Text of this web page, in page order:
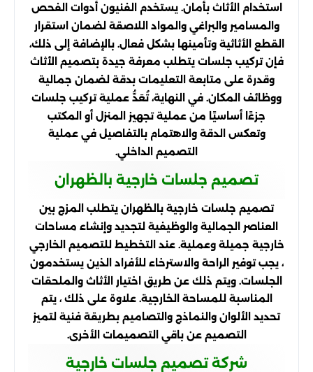
استخدام الأثاث بأمان. يستخدم الفنيون أدوات الفحص
والمسامير والبراغي والمواد اللاصقة لضمان استقرار
القطع الأثاثية وتأمينها بشكل فعال. بالإضافة إلى ذلك،
فإن تركيب جلسات يتطلب معرفة جيدة بتصميم الأثاث
وقدرة على متابعة التعليمات بدقة لضمان جمالية
ووظائف المكان. في النهاية، تُعَدُّ عملية تركيب جلسات
جزءًا أساسيًا من عملية تجهيز المنزل أو المكتب
وتعكس الدقة والاهتمام بالتفاصيل في عملية
التصميم الداخلي.
تصميم جلسات خارجية بالظهران
تصميم جلسات خارجية بالظهران يتطلب المزج بين
العناصر الجمالية والوظيفية لتجديد وإنشاء مساحات
خارجية جميلة وعملية. عند التخطيط للتصميم الخارجي
، يجب توفير الراحة والاسترخاء للأفراد الذين يستخدمون
الجلسات. ويتم ذلك عن طريق اختيار الأثاث والملحقات
المناسبة للمساحة الخارجية. علاوة على ذلك ، يتم
تحديد الألوان والنماذج والتصاميم بطريقة فنية لتميز
التصميم عن باقي التصميمات الأخرى.
شركة تصميم جلسات خارجية